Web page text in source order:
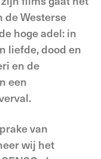
de Westerse
hoge adel: in
liefde, dood en
en de
een
van
wij het